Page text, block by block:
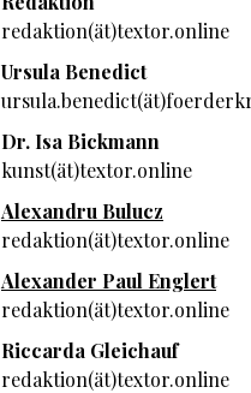
redaktion(ät)textor.online
Ursula Benedict
Dr. Isa Bickmann
kunst(ät)textor.online
Alexandru Bulucz
redaktion(ät)textor.online
Alexander Paul Englert
redaktion(ät)textor.online
Riccarda Gleichauf
redaktion(ät)textor.online